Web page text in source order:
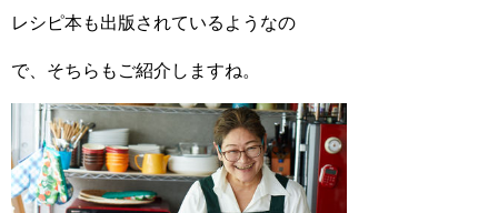
レシピ本も出版されているようなの
で、そちらもご紹介しますね。